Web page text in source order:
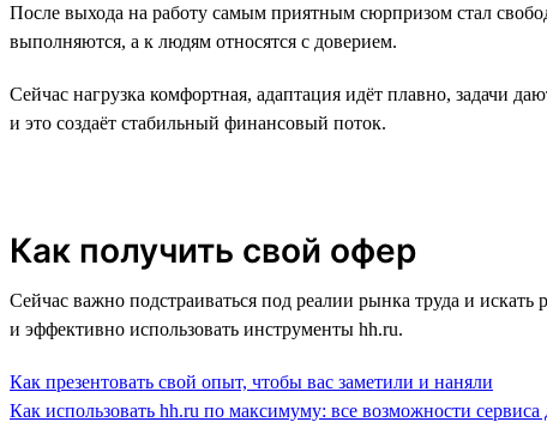
После выхода на работу самым приятным сюрпризом стал
выполняются, а к людям относятся с доверием.
Сейчас нагрузка комфортная, адаптация идёт плавно, задачи
и это создаёт стабильный финансовый поток.
Как получить свой офер
Сейчас важно подстраиваться под реалии рынка труда и искать
и эффективно использовать инструменты hh.ru.
Как презентовать свой опыт, чтобы вас заметили и наняли
Как использовать hh.ru по максимуму: все возможности сервиса